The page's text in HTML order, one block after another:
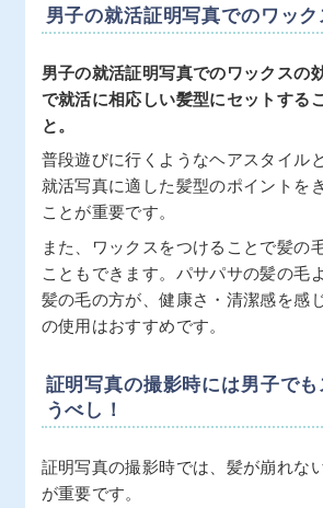
男子の就活証明写真でのワッ
男子の就活証明写真でのワックスの
で就活に相応しい髪型にセットする
と。
普段遊びに行くようなヘアスタイル
就活写真に適した髪型のポイントを
ことが重要です。
また、ワックスをつけることで髪の
こともできます。パサパサの髪の毛
髪の毛の方が、健康さ・清潔感を感
の使用はおすすめです。
証明写真の撮影時には男子で
うべし！
証明写真の撮影時では、髪が崩れな
が重要です。